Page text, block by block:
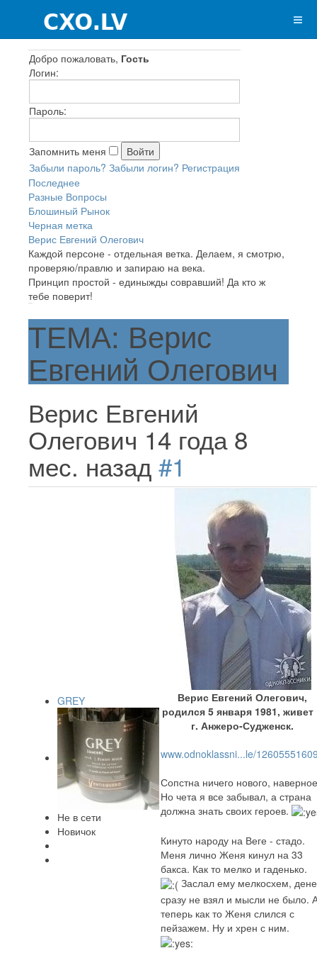
Добро пожаловать, Гость
Логин:
Пароль:
Запомнить меня
Забыли пароль? Забыли логин? Регистрация
Последнее
Разные Вопросы
Блошиный Рынок
Черная метка
Верис Евгений Олегович
Каждой персоне - отдельная ветка. Делаем, я смотрю,
проверяю/правлю и запираю на века.
Принцип простой - единыжды совравший! Да кто ж
тебе поверит!
ТЕМА: Верис
Евгений Олегович
Верис Евгений
Олегович 14 года 8
мес. назад #1
GREY
Не в сети
Новичок
Верис Евгений Олегович,
родился 5 января 1981, живет
г. Анжеро-Судженск.
www.odnoklassni...le/
Сопстна ничего нового,
Но чета я все забывал, а страна
должна знать своих героев.
Кинуто народу на Веге - стадо.
Меня лично Женя кинул на 33
бакса. Как то мелко и гаденько.
Заслал ему мелкосхем,
сразу не взял и мысли не было.
теперь как то Женя слился с
пейзажем. Ну и хрен с ним.